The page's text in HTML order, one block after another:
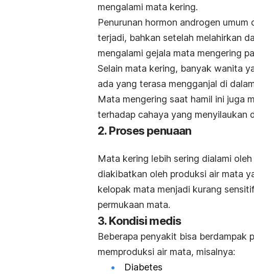
mengalami mata kering.
Penurunan hormon androgen
terjadi, bahkan setelah melahirkan
mengalami gejala mata mengering
Selain mata kering, banyak wanita
ada yang terasa mengganjal di
Mata mengering saat hamil ini juga
terhadap cahaya yang menyilaukan
2. Proses penuaan
Mata kering lebih sering dialami
diakibatkan oleh produksi air mata
kelopak mata menjadi kurang
permukaan mata.
3. Kondisi medis
Beberapa penyakit bisa berdampak
memproduksi air mata, misalnya:
Diabetes